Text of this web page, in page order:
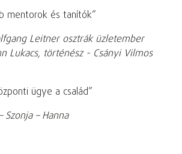
mentorok és tanítók”
Leitner osztrák üzletember
Lukacs, történész - Csányi Vilmos
ügye a család”
Szonja – Hanna